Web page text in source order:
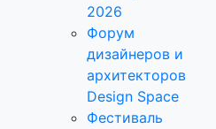
2026
Форум
дизайнеров и
архитекторов
Design Space
Фестиваль